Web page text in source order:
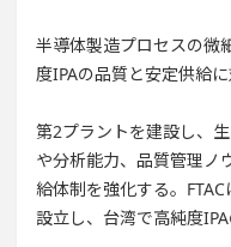
半導体製造プロセスの微
度IPAの品質と安定供給
第2プラントを建設し、
や分析能力、品質管理ノ
給体制を強化する。
設立し、台湾で高純度